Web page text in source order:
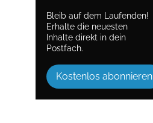
Bleib auf dem Laufenden!
Erhalte die neuesten
Inhalte direkt in dein
Postfach.
Kostenlos abonnieren